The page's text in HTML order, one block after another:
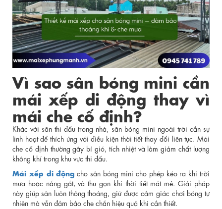
Vì sao sân bóng mini cần
mái xếp di động thay vì
mái che cố định?
Khác với sân thi đấu trong nhà, sân bóng mini ngoài trời cần sự
linh hoạt để thích ứng với điều kiện thời tiết thay đổi liên tục. Mái
che cố định thường gây bí gió, tích nhiệt và làm giảm chất lượng
không khí trong khu vực thi đấu.
Mái xếp di động cho sân bóng mini cho phép kéo ra khi trời
mưa hoặc nắng gắt, và thu gọn khi thời tiết mát mẻ. Giải pháp
này giúp sân luôn thông thoáng, giữ được cảm giác chơi bóng tự
nhiên mà vẫn đảm bảo che chắn hiệu quả khi cần thiết.